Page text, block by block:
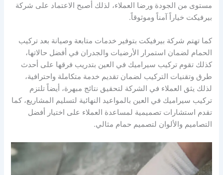
مستوى من الجودة ورضا العملاء، لذلك أصبح الاعتماد على شركة
بيرفيكت خياراً آمناً وموثوقاً.
كما تهتم شركة بيرفيكت بتوفير خدمات متابعة وصيانة بعد تركيب
الحمام لضمان استمرار الأرضيات والجدران في أفضل حالاتها،
كذلك تقوم تركيب سيراميك في العين بتدريب فرقها على أحدث
طرق وتقنيات التركيب لضمان تقديم خدمة متكاملة واحترافية،
لذلك يثق العملاء في الشركة لتحقيق نتائج مبهرة، أيضاً تلتزم
تركيب سيراميك في العين بالمواعيد النهائية لتسليم المشاريع، كما
تقدم استشارات تصميمية لمساعدة العملاء على اختيار أفضل
التصاميم والألوان لتصميم حمام مثالي.